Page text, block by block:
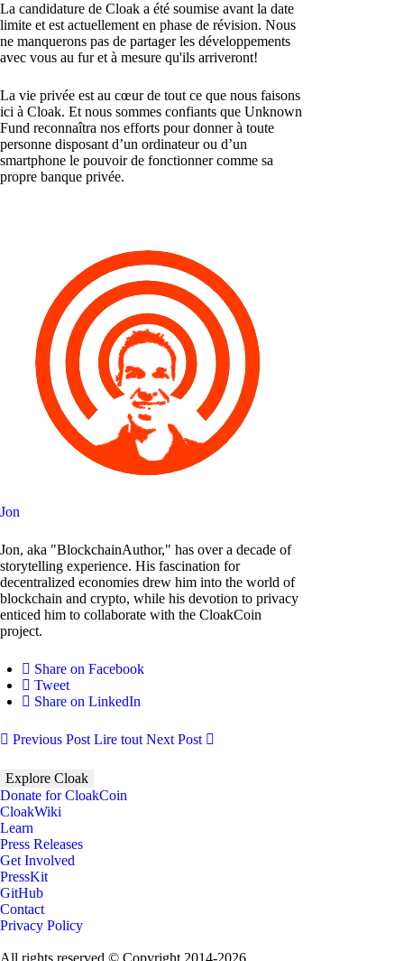
La candidature de Cloak a été soumise avant la date
limite et est actuellement en phase de révision. Nous
ne manquerons pas de partager les développements
avec vous au fur et à mesure qu'ils arriveront!
La vie privée est au cœur de tout ce que nous faisons
ici à Cloak. Et nous sommes confiants que Unknown
Fund reconnaîtra nos efforts pour donner à toute
personne disposant d’un ordinateur ou d’un
smartphone le pouvoir de fonctionner comme sa
propre banque privée.
Jon
Jon, aka "BlockchainAuthor," has over a decade of
storytelling experience. His fascination for
decentralized economies drew him into the world of
blockchain and crypto, while his devotion to privacy
enticed him to collaborate with the CloakCoin
project.
Share on Facebook
Tweet
Share on LinkedIn
Previous Post Lire tout Next Post
Explore Cloak
Donate for CloakCoin
CloakWiki
Learn
Press Releases
Get Involved
PressKit
GitHub
Contact
Privacy Policy